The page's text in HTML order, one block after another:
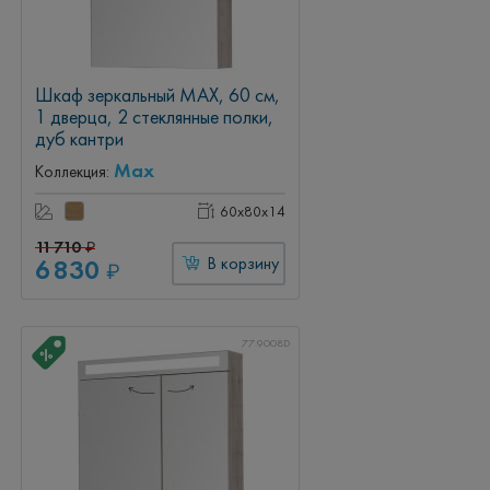
Шкаф зеркальный MAX, 60 см,
1 дверца, 2 стеклянные полки,
дуб кантри
Коллекция: Max
60x80x14
11 710₽
6 830 ₽ В корзину
77.9008D